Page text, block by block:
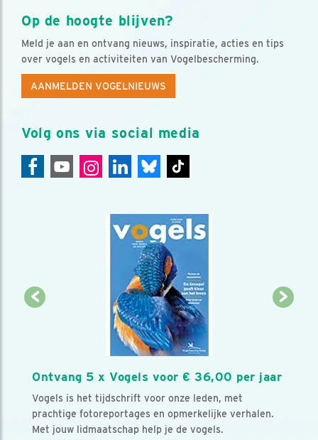
Op de hoogte blijven?
Meld je aan en ontvang nieuws, inspiratie, acties en tips
over vogels en activiteiten van Vogelbescherming.
AANMELDEN VOGELNIEUWS
Volg ons via social media
Ontvang 5 x Vogels voor € 36,00 per jaar
Vogels is het tijdschrift voor onze leden, met
prachtige fotoreportages en opmerkelijke verhalen.
Met jouw lidmaatschap help je de vogels.